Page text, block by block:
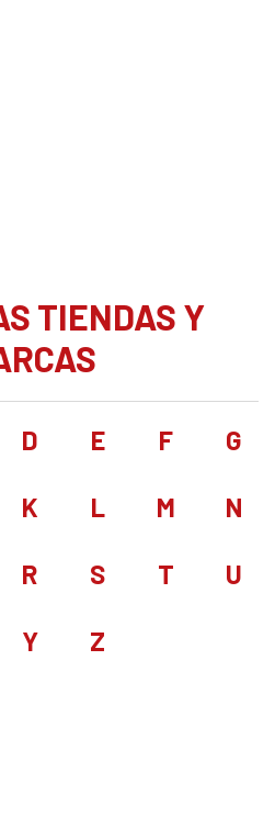
TIENDAS Y
D E F G
K L M N
R S T U
Y Z